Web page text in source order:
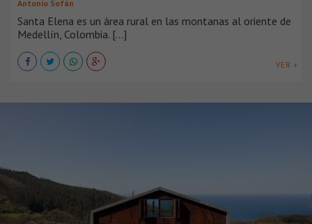
Antonio Sofán
Santa Elena es un área rural en las montanas al oriente de
Medellín, Colombia. [...]
VER +